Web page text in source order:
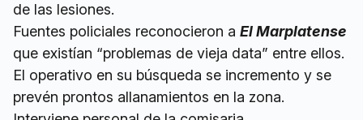
de las lesiones.
Fuentes policiales reconocieron a El Marplatense
que existían “problemas de vieja data” entre ellos.
El operativo en su búsqueda se incremento y se
prevén prontos allanamientos en la zona.